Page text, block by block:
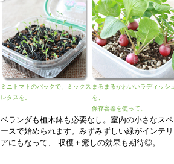
ミニトマトのパックで、ミックス
レタスを。
まるまるかわいいラディッシ
を、
保存容器を使って。
ベランダも植木鉢も必要なし。室内の小さなスペ
ースで始められます。みずみずしい緑がインテリ
アにもなって、 収穫＋癒しの効果も期待◎。